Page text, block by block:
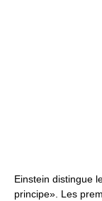
Einstein distingue
principe». Les